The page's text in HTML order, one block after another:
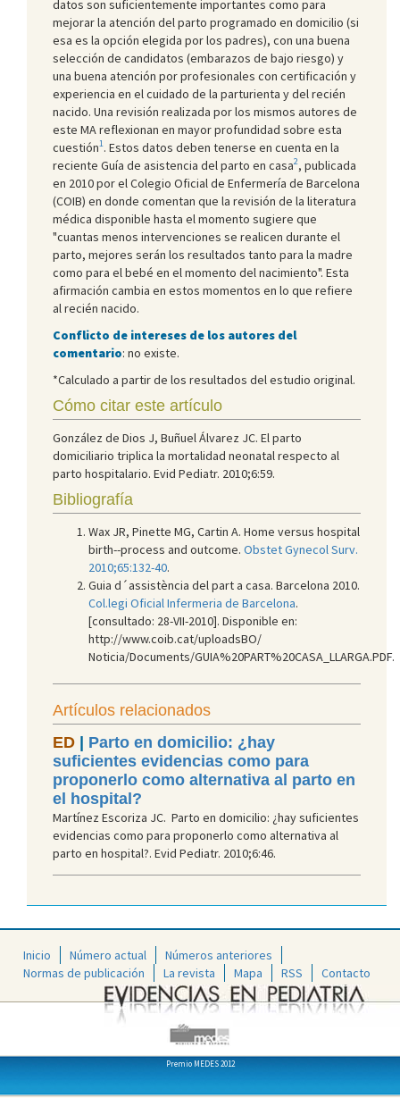
datos son suficientemente importantes como para
mejorar la atención del parto programado en domicilio (si
esa es la opción elegida por los padres), con una buena
selección de candidatos (embarazos de bajo riesgo) y
una buena atención por profesionales con certificación y
experiencia en el cuidado de la parturienta y del recién
nacido. Una revisión realizada por los mismos autores de
este MA reflexionan en mayor profundidad sobre esta
cuestión1. Estos datos deben tenerse en cuenta en la
reciente Guía de asistencia del parto en casa2, publicada
en 2010 por el Colegio Oficial de Enfermería de Barcelona
(COIB) en donde comentan que la revisión de la literatura
médica disponible hasta el momento sugiere que
"cuantas menos intervenciones se realicen durante el
parto, mejores serán los resultados tanto para la madre
como para el bebé en el momento del nacimiento". Esta
afirmación cambia en estos momentos en lo que refiere
al recién nacido.
Conflicto de intereses de los autores del
comentario: no existe.
*Calculado a partir de los resultados del estudio original.
Cómo citar este artículo
González de Dios J, Buñuel Álvarez JC. El parto
domiciliario triplica la mortalidad neonatal respecto al
parto hospitalario. Evid Pediatr. 2010;6:59.
Bibliografía
Wax JR, Pinette MG, Cartin A. Home versus hospital
birth--process and outcome. Obstet Gynecol Surv.
2010;65:132-40.
Guia d´assistència del part a casa. Barcelona 2010.
Col.legi Oficial Infermeria de Barcelona.
[consultado: 28-VII-2010]. Disponible en:
http://www.coib.cat/uploadsBO/
Noticia/Documents/GUIA%20PART%20CASA_LLARGA.PDF.
Artículos relacionados
ED | Parto en domicilio: ¿hay
suficientes evidencias como para
proponerlo como alternativa al parto en
el hospital?
Martínez Escoriza JC. Parto en domicilio: ¿hay suficientes
evidencias como para proponerlo como alternativa al
parto en hospital?. Evid Pediatr. 2010;6:46.
Inicio Número actual
Números anteriores
Normas de publicación
La revista Mapa RSS Contacto
Premio MEDES 2012